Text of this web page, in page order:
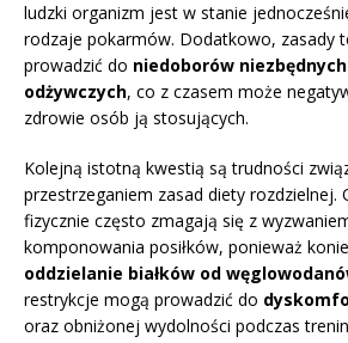
ludzki organizm jest w stanie
rodzaje pokarmów. Dodatkowo, zasady
prowadzić do niedoborów
odżywczych, co z czasem może
zdrowie osób ją stosujących.
Kolejną istotną kwestią są trudności
przestrzeganiem zasad diety rozdzielnej.
fizycznie często zmagają się z
komponowania posiłków, ponieważ
oddzielanie białków od
restrykcje mogą prowadzić do
oraz obniżonej wydolności podczas